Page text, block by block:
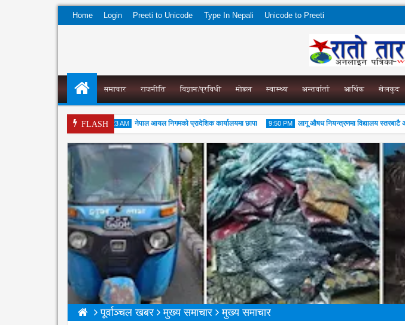
Home Login Preeti to Unicode Type In Nepali Unicode to Preeti
समाचार राजनीति विज्ञान/प्रविधी मोडल स्वास्थ्य अन्तर्वार्ता आर्थिक खेलकुद
FLASH
संघको सुझाव पत्र पेश 7:23 AM
05 Aug
2026
नेपाल आयल निगमको प्रादेशिक कार्यालयमा छापा 9:50 PM
04 Aug
2026
लागू औषध नियन्त्रणमा विद्यालय स्तरबाटै
पूर्वाञ्चल खबर मुख्य समाचार मुख्य समाचार